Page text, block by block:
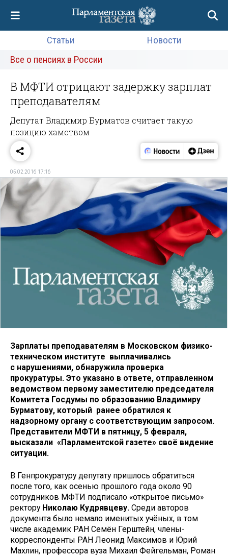
Статьи
Новости
Все о пенсиях в России
В МФТИ отрицают задержку зарплат
преподавателям
Депутат Владимир Бурматов считает такую
позицию хамством
05.02.2016 17:16
Зарплаты преподавателям в Московском физико-
техническом институте выплачивались
с нарушениями, обнаружила проверка
прокуратуры. Это указано в ответе, отправленном
ведомством первому заместителю председателя
Комитета Госдумы по образованию Владимиру
Бурматову, который ранее обратился к
надзорному органу с соответствующим запросом.
Представители МФТИ в пятницу, 5 февраля,
высказали «Парламентской газете» своё видение
ситуации.
В Генпрокуратуру депутату пришлось обратиться
после того, как осенью прошлого года около 90
сотрудников МФТИ подписало «открытое письмо»
ректору Николаю Кудрявцеву. Среди авторов
документа было немало именитых учёных, в том
числе академик РАН Семён Герштейн, члены-
корреспонденты РАН Леонид Максимов и Юрий
Махлин, профессора вуза Михаил Фейгельман, Роман